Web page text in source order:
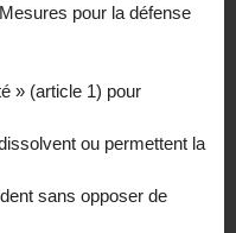
pour la défense
» (article 1) pour
ou permettent la
sans opposer de